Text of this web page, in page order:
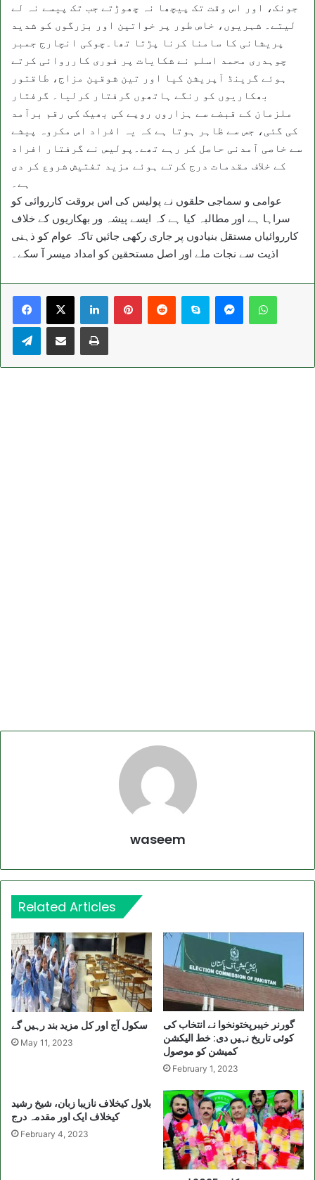
جونک، اور اس وقت تک پیچھا نہ چھوڑتے جب تک پیسے نہ لے
لیتے۔ شہریوں، خاص طور پر خواتین اور بزرگوں کو شدید
پریشانی کا سامنا کرنا پڑتا تھا۔چوکی انچارج جمبر
چوہدری محمد اسلم نے شکایات پر فوری کارروائی کرتے
ہوئے گرینڈ آپریشن کیا اور تین شوقین مزاج، طاقتور
بھکاریوں کو رنگے ہاتھوں گرفتار کرلیا۔ گرفتار
ملزمان کے قبضے سے ہزاروں روپے کی بھیک کی رقم برآمد
کی گئی، جس سے ظاہر ہوتا ہے کہ یہ افراد اس مکروہ پیشے
سے خاصی آمدنی حاصل کر رہے تھے۔پولیس نے گرفتار افراد
کے خلاف مقدمات درج کرتے ہوئے مزید تفتیش شروع کر دی
ہے۔
عوامی و سماجی حلقوں نے پولیس کی اس بروقت کارروائی کو
سراہا ہے اور مطالبہ کیا ہے کہ ایسے پیشہ ور بھکاریوں کے خلاف
کارروائیاں مستقل بنیادوں پر جاری رکھی جائیں تاکہ عوام کو ذہنی
اذیت سے نجات ملے اور اصل مستحقین کو امداد میسر آ سکے۔
LinkedInPinterestReddit Skype Messenger
TelegramShare via Email Print
waseem
Related Articles
سکول آج اور کل مزید بند رہیں گے
May 11, 2023
گورنر خیبرپختونخوا نے انتخاب کی
کوئی تاریخ نہیں دی: خط الیکشن
کمیشن کو موصول
February 1, 2023
بلاول کیخلاف نازیبا زبان، شیخ رشید
کیخلاف ایک اور مقدمہ درج
February 4, 2023